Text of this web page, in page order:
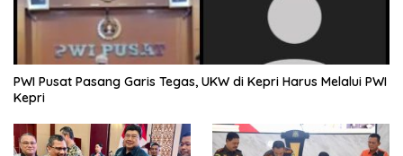
PWI Pusat Pasang Garis Tegas, UKW di Kepri Harus Melalui PWI
Kepri